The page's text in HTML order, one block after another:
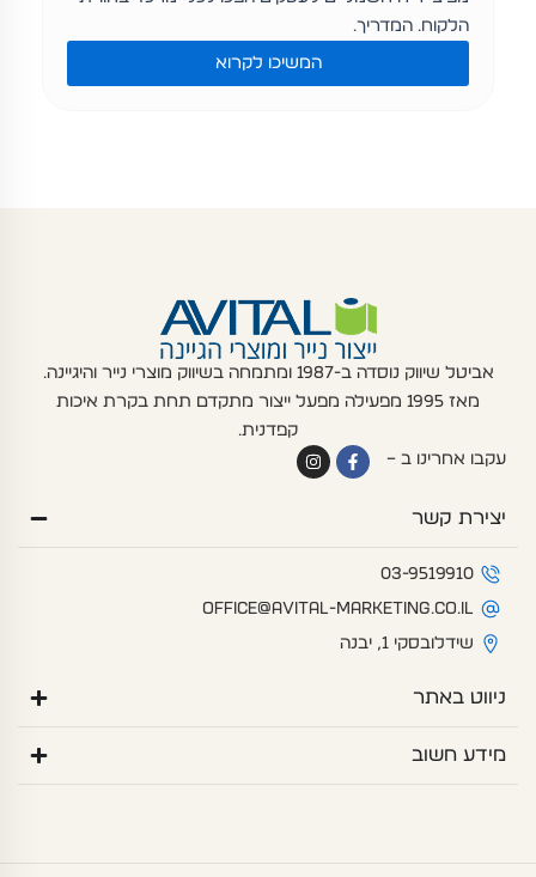
הלקוח. המדריך…
המשיכו לקרוא
אביטל שיווק נוסדה ב-1987 ומתמחה בשיווק מוצרי נייר והיגיינה.
מאז 1995 מפעילה מפעל ייצור מתקדם תחת בקרת איכות
קפדנית.
עקבו אחרינו ב –
F
a
f
I
n
יצירת קשר
03-9519910
office@avital-marketing.co.il
שידלובסקי 1, יבנה
ניווט באתר
מידע חשוב